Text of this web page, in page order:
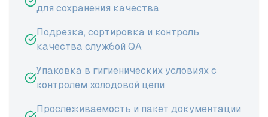
для сохранения качества
Подрезка, сортировка и контроль
качества службой QA
Упаковка в гигиенических условиях с
контролем холодовой цепи
Прослеживаемость и пакет документации